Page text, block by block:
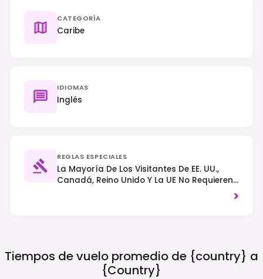
CATEGORÍA
Caribe
IDIOMAS
Inglés
REGLAS ESPECIALES
La Mayoría De Los Visitantes De EE. UU.,
Canadá, Reino Unido Y La UE No Requieren
Para Proteger La Vida Marina Y Los
Arrecifes De Coral.
>
Tiempos de vuelo promedio de {country} a
{country}